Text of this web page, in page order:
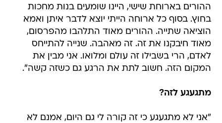
ההורים בארוחת שישי, היינו שומעים בנות מחכות
בחוץ. בסוף כל ארוחה הייתי יוצא לדבר איתן ואמא
הוציאה שתייה. ההורים מאוד התלהבו מהפרסום,
מאוד חיבקנו את זה. זה מאהבה. שנייה להתייחס
לאדם, הרי בשבילו זה עולם ומלואו. אני מבין את
המקום הזה. חשוב לתת את הרגע גם כשזה קשה".
מתגעגע לזה?
"אני לא מתגעגע כי זה קורה לי גם היום, אמנם לא